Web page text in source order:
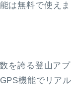
は無料で使えま
を誇る登山アプ
機能でリアル